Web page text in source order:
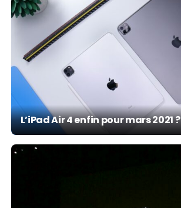
L’iPad Air 4 enfin pour mars 2021 ?